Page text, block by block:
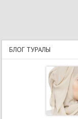
БЛОГ ТУРАЛЫ